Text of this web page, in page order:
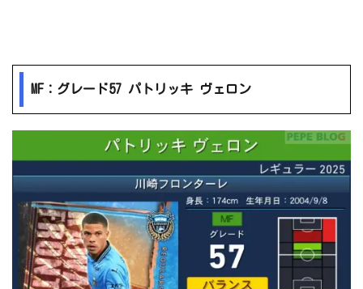
MF：グレード57 パトリッキ ヴェロン